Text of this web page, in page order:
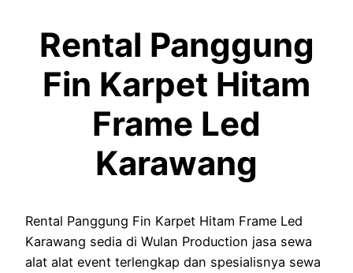
Rental Panggung
Fin Karpet Hitam
Frame Led
Karawang
Rental Panggung Fin Karpet Hitam Frame Led
Karawang sedia di Wulan Production jasa sewa
alat alat event terlengkap dan spesialisnya sewa